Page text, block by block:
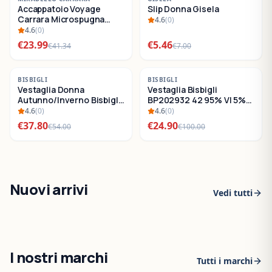
SALDI
Accappatoio Voyage
Carrara Microspugna
Cotone
4.6(0)
€23.99€41.34
SALDI
Slip Donna Gisela
4.6(0)
€5.46€7.00
-30 %
SALDI
BISBIGLI
Vestaglia Donna
Autunno/Inverno Bisbigli
BO288632
4.6(0)
€37.80€54.00
-75 %
SALDI
BISBIGLI
Vestaglia Bisbigli
BP202932 42 95% VI 5%
EA4.6(0)
€24.90€100.00
Nuovi arrivi Vedi tutti
I nostri marchi Tutti i marchi